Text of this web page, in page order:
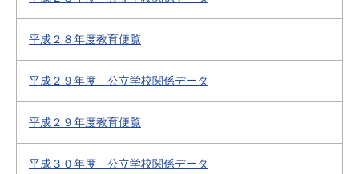
平成２８年度教育便覧
平成２９年度 公立学校関係データ
平成２９年度教育便覧
平成３０年度 公立学校関係データ